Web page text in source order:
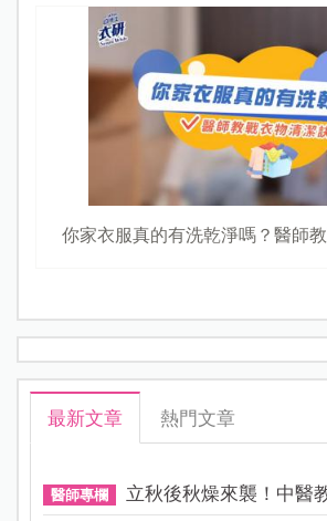
你家衣服真的有洗乾淨嗎？醫師
最新文章 熱門文章
醫師專欄 立秋後秋燥來襲！中醫